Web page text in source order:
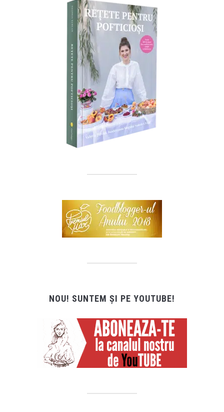
NOU! SUNTEM ȘI PE YOUTUBE!